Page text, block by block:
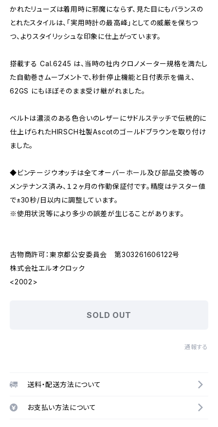
かれたリューズは着用時に邪魔にならず、見た目にもバランスの
とれたスタイルは、「実用時計の最高峰」としての威厳を保ちつ
つ、よりスタイリッシュな印象に仕上がっています。
搭載する Cal.6245 は、当時の社内クロノメーター規格を満たし
た自動巻きムーブメントで、秒針停止機能と日付表示を備え、
62GS にもほぼそのまま受け継がれました。
ベルトは濃淡のある色合いのレザーにサドルステッチで伝統的に
仕上げられたHIRSCH社製Ascotのゴールドブラウンを取り付け
ました。
◆ビンテージウオッチは全てオーバーホール及び部品交換等の
メンテナンス済み、１２ヶ月の作動保証付です。精度はテスター値
で±30秒/日以内に調整しています。
※使用状況等により多少の誤差が生じることがあります。
古物商許可：東京都公安委員会 第303261606122号
株式会社エルオクロック
<2002>
SOLD OUT
通報する
送料・配送方法について
お支払い方法について